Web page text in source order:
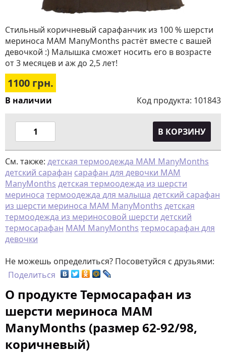
Стильный коричневый сарафанчик из 100 % шерсти
мериноса MAM ManyMonths растёт вместе с вашей
девочкой :) Малышка сможет носить его в возрасте
от 3 месяцев и аж до 2,5 лет!
1100 грн.
В наличии Код продукта: 101843
В КОРЗИНУ
См. также: детская термоодежда MAM ManyMonths
детский сарафан сарафан для девочки MAM
ManyMonths детская термоодежда из шерсти
мериноса термоодежда для малыша детский сарафан
из шерсти мериноса MAM ManyMonths детская
термоодежда из мериносовой шерсти детский
термосарафан MAM ManyMonths термосарафан для
девочки
Не можешь определиться? Посоветуйся с друзьями:
Поделиться
О продукте Термосарафан из
шерсти мериноса MAM
ManyMonths (размер 62-92/98,
коричневый)